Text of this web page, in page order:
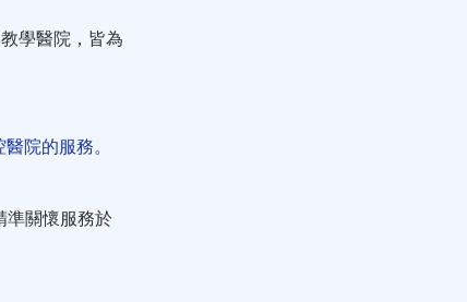
學醫院，皆為
院的服務。
準關懷服務於